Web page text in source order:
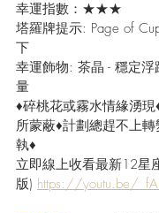
幸運指數：★★★
塔羅牌提示: Page of
下
幸運飾物: 茶晶 - 穩定
量
♦碎桃花或霧水情緣湧
所蒙蔽♦計劃總趕不上
執♦
立即線上收看最新12星
版) https://youtu.be/